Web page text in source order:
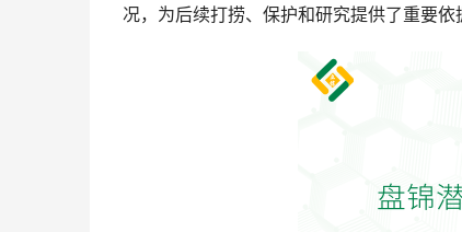
况，为后续打捞、保护和研究提供了重要依